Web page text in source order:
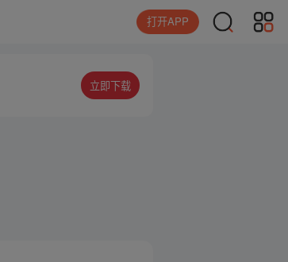
打开APP
立即下载